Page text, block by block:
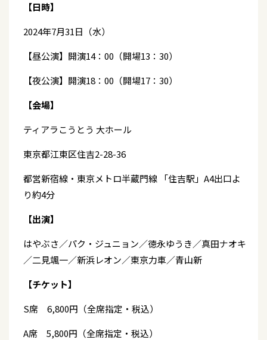
【日時】
2024年7月31日（水）
【昼公演】開演14：00（開場13：30）
【夜公演】開演18：00（開場17：30）
【会場】
ティアラこうとう 大ホール
東京都江東区住吉2-28-36
都営新宿線・東京メトロ半蔵門線 「住吉駅」A4出口よ
り約4分
【出演】
はやぶさ／パク・ジュニョン／徳永ゆうき／真田ナオキ
／二見颯一／新浜レオン／東京力車／青山新
【チケット】
S席 6,800円（全席指定・税込）
A席 5,800円（全席指定・税込）